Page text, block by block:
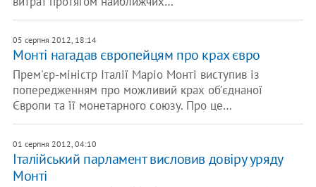
05 серпня 2012, 18:14
Монті нагадав європейцям про крах євро
Прем'єр-міністр Італії Маріо Монті виступив із
попередженням про можливий крах об'єднаної
Європи та її монетарного союзу. Про це…
01 серпня 2012, 04:10
Італійський парламент висловив довіру уряду
Монті